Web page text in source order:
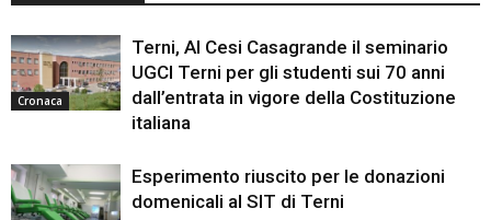
Cronaca
Terni, Al Cesi Casagrande il seminario
UGCI Terni per gli studenti sui 70 anni
dall’entrata in vigore della Costituzione
italiana
Esperimento riuscito per le donazioni
domenicali al SIT di Terni